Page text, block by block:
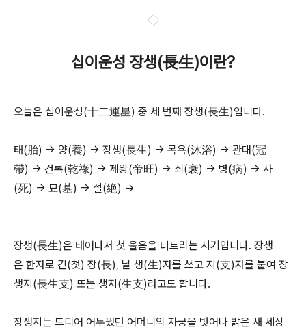
십이운성 장생(長生)이란?
오늘은 십이운성(十二運星) 중 세 번째 장생(長生)입니다.
태(胎) → 양(養) → 장생(長生) → 목욕(沐浴) → 관대(冠
帶) → 건록(乾祿) → 제왕(帝旺) → 쇠(衰) → 병(病) → 사
(死) → 묘(墓) → 절(絶) →
장생(長生)은 태어나서 첫 울음을 터트리는 시기입니다. 장생
은 한자로 긴(첫) 장(長), 날 생(生)자를 쓰고 지(支)자를 붙여 장
생지(長生支) 또는 생지(生支)라고도 합니다.
장생지는 드디어 어두웠던 어머니의 자궁을 벗어나 밝은 새 세상